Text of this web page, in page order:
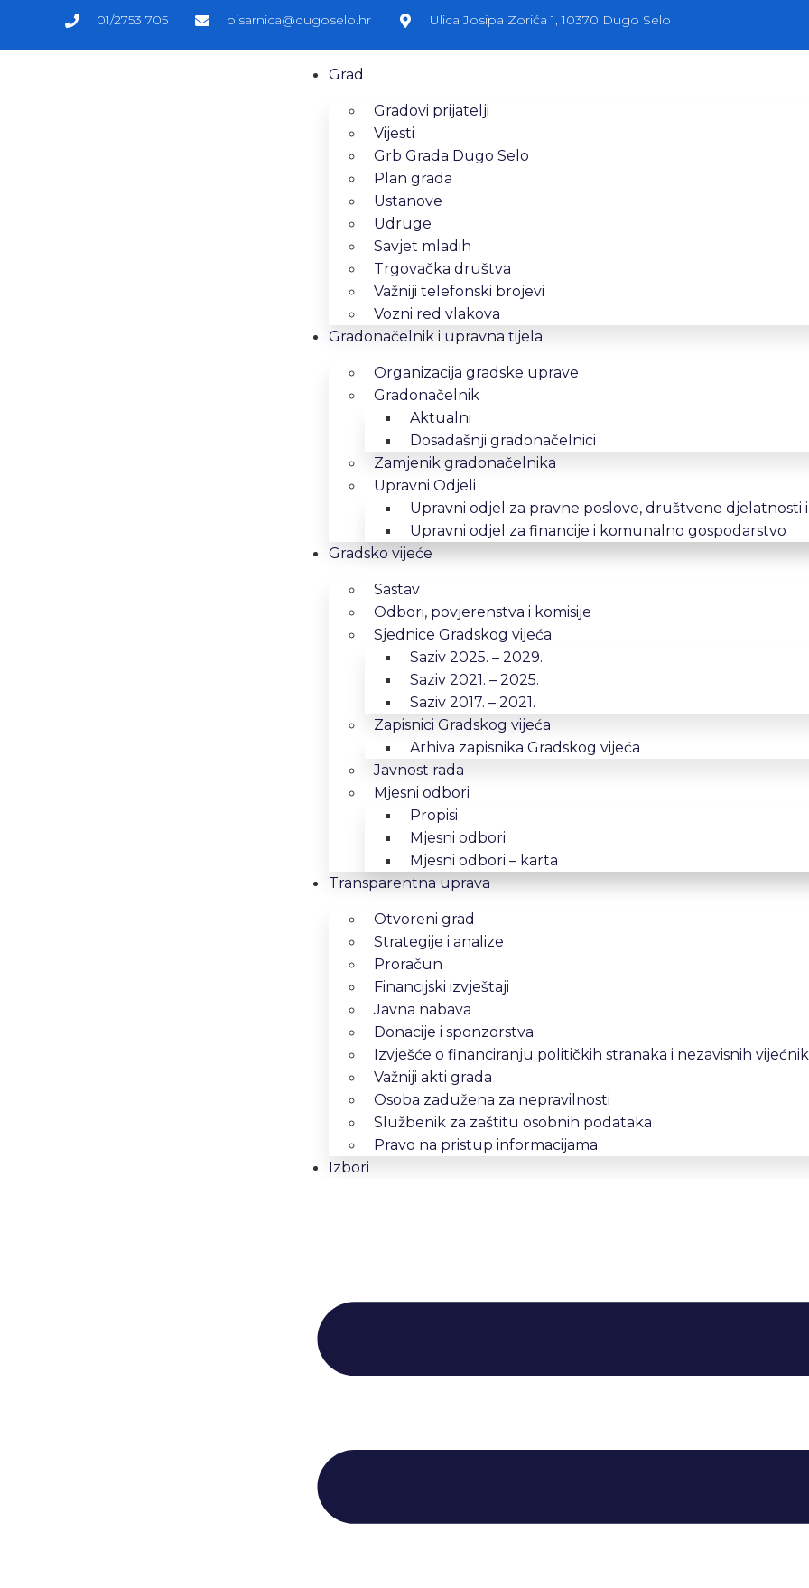
01/2753 705 pisarnica@dugoselo.hr Ulica Josipa Zorića 1, 10370 Dugo Selo
Grad
Gradovi prijatelji
Vijesti
Grb Grada Dugo Selo
Plan grada
Ustanove
Udruge
Savjet mladih
Trgovačka društva
Važniji telefonski brojevi
Vozni red vlakova
Gradonačelnik i upravna tijela
Organizacija gradske uprave
Gradonačelnik
Aktualni
Dosadašnji gradonačelnici
Zamjenik gradonačelnika
Upravni Odjeli
Upravni odjel za pravne poslove, društvene djelatnosti
Upravni odjel za financije i komunalno gospodarstvo
Gradsko vijeće
Sastav
Odbori, povjerenstva i komisije
Sjednice Gradskog vijeća
Saziv 2025. – 2029.
Saziv 2021. – 2025.
Saziv 2017. – 2021.
Zapisnici Gradskog vijeća
Arhiva zapisnika Gradskog vijeća
Javnost rada
Mjesni odbori
Propisi
Mjesni odbori
Mjesni odbori – karta
Transparentna uprava
Otvoreni grad
Strategije i analize
Proračun
Financijski izvještaji
Javna nabava
Donacije i sponzorstva
Izvješće o financiranju političkih stranaka i nezavisnih
Važniji akti grada
Osoba zadužena za nepravilnosti
Službenik za zaštitu osobnih podataka
Pravo na pristup informacijama
Izbori